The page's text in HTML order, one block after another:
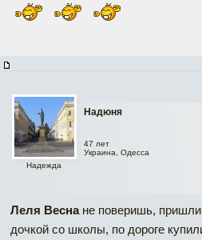
Надюня
Надежда
47 лет
Украина, Одесса
Леля Веснане поверишь, пришли
дочкой со школы, по дороге